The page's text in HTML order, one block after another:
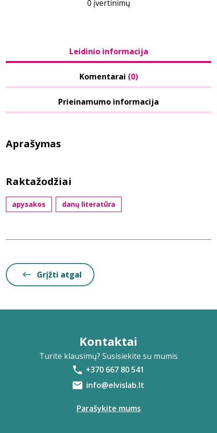
0 įvertinimų
Leidinio informacija
Komentarai (0)
Prieinamumo informacija
Aprašymas
Raktažodžiai
apysakos danų literatūra
Grįžti atgal
Kontaktai
Turite klausimų? Susisiekite su mumis
+370 667 80 541
info@elvislab.lt
Parašykite mums